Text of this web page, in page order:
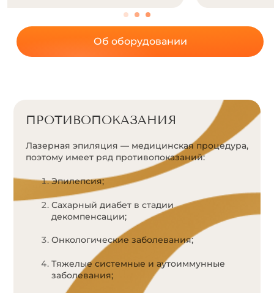
Об оборудовании
ПРОТИВОПОКАЗАНИЯ
Лазерная эпиляция — медицинская процедура,
поэтому имеет ряд противопоказаний:
Эпилепсия;
Сахарный диабет в стадии
декомпенсации;
Онкологические заболевания;
Тяжелые системные и аутоиммунные
заболевания;